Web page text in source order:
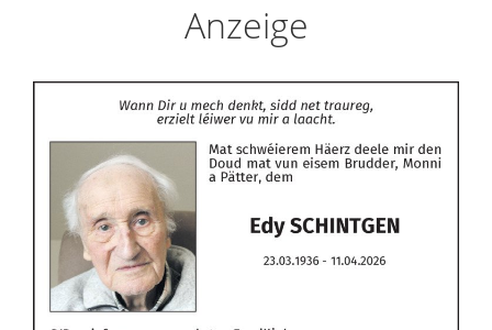
Anzeige